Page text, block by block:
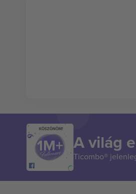
KÖSZÖNÖM!
A világ
Ticombo®